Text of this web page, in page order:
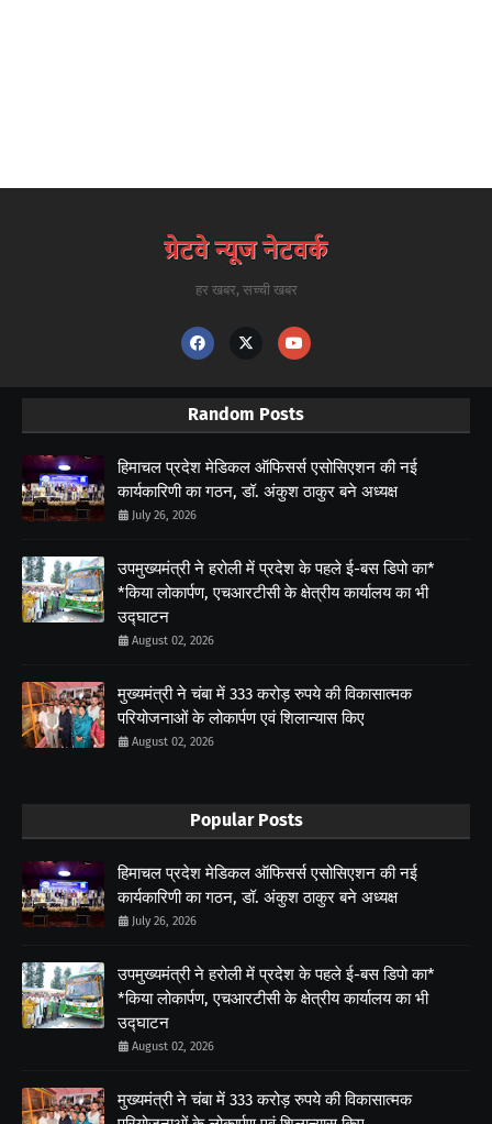
हर खबर, सच्ची खबर
Random Posts
हिमाचल प्रदेश मेडिकल ऑफिसर्स एसोसिएशन की नई
कार्यकारिणी का गठन, डॉ. अंकुश ठाकुर बने अध्यक्ष
July 26, 2026
उपमुख्यमंत्री ने हरोली में प्रदेश के पहले ई-बस डिपो का*
*किया लोकार्पण, एचआरटीसी के क्षेत्रीय कार्यालय का भी
उद्घाटन
August 02, 2026
मुख्यमंत्री ने चंबा में 333 करोड़ रुपये की विकासात्मक
परियोजनाओं के लोकार्पण एवं शिलान्यास किए
August 02, 2026
Popular Posts
हिमाचल प्रदेश मेडिकल ऑफिसर्स एसोसिएशन की नई
कार्यकारिणी का गठन, डॉ. अंकुश ठाकुर बने अध्यक्ष
July 26, 2026
उपमुख्यमंत्री ने हरोली में प्रदेश के पहले ई-बस डिपो का*
*किया लोकार्पण, एचआरटीसी के क्षेत्रीय कार्यालय का भी
उद्घाटन
August 02, 2026
मुख्यमंत्री ने चंबा में 333 करोड़ रुपये की विकासात्मक